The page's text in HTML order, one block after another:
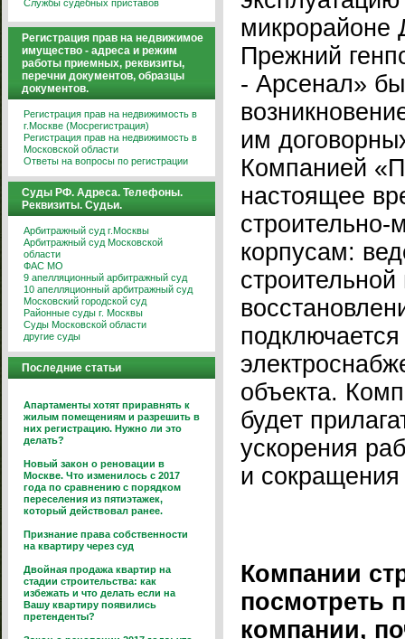
Службы судебных приставов
Регистрация прав на недвижимое
имущество - адреса и режим
работы приемных, реквизиты,
перечни документов, образцы
документов.
Регистрация прав на недвижимость в
г.Москве (Мосрегистрация)
Регистрация прав на недвижимость в
Московской области
Ответы на вопросы по регистрации
Суды РФ. Адреса. Телефоны.
Реквизиты. Судьи.
Арбитражный суд г.Москвы
Арбитражный суд Московской
области
ФАС МО
9 апелляционный арбитражный суд
10 апелляционный арбитражный суд
Московский городской суд
Районные суды г. Москвы
Суды Московской области
другие суды
Последние статьи
Апартаменты хотят приравнять к
жилым помещениям и разрешить в
них регистрацию. Нужно ли это
делать?
Новый закон о реновации в
Москве. Что изменилось с 2017
года по сравнению с порядком
переселения из пятиэтажек,
который действовал ранее.
Признание права собственности
на квартиру через суд
Двойная продажа квартир на
стадии строительства: как
избежать и что делать если на
Вашу квартиру появились
претенденты?
микрорайоне
Прежний
- Арсенал»
им
Компанией
настоящее
корпусам:
объекта.
будет
ускорения
и сокращения
Компании
посмотреть
компании,